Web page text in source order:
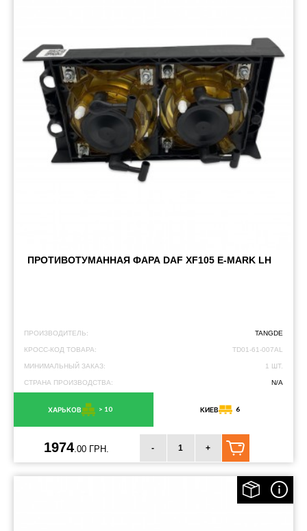
Инструменты
Оснащение прицепов
Автономное отопление и
кондиционировани
Стяжные ремни и тросы
ПРОТИВОТУМАННАЯ ФАРА DAF XF105 E-MARK LH
ПРОИЗВОДИТЕЛЬ: TANGDE
КРОСС-КОД ТОВАРА: TD01-61-007AL
МИНИМАЛЬНЫЙ ЗАКАЗ: 1 ШТ.
СТРАНА ПРОИЗВОДСТВА: N/A
ХАРЬКОВ > 10 КИЕВ 6
1974 .00 ГРН. - +